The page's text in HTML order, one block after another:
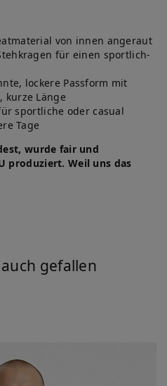
von innen angeraut
für einen sportlich-
lockere Passform mit
kurze Länge
sportliche oder casual
Tage
wurde fair und
produziert. Weil uns das
gefallen